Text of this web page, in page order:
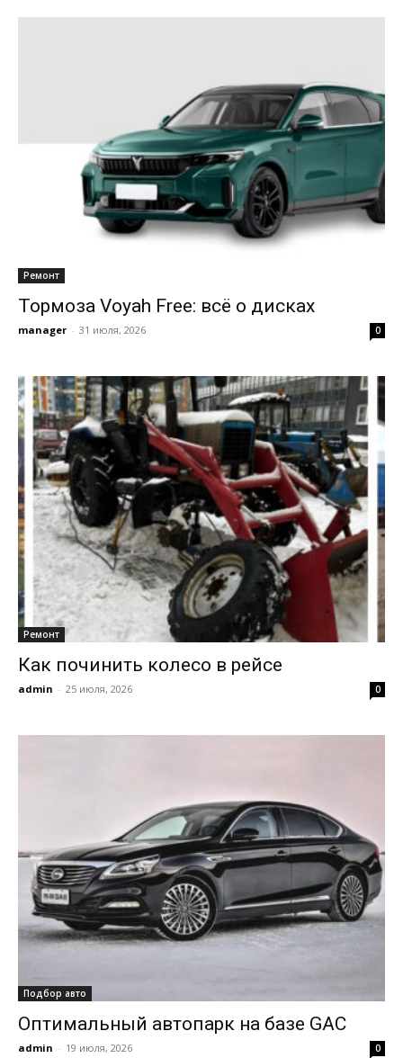
Ремонт
Тормоза Voyah Free: всё о дисках
manager - 31 июля, 2026 0
Ремонт
Как починить колесо в рейсе
admin - 25 июля, 2026 0
Подбор авто
Оптимальный автопарк на базе GAC
admin - 19 июля, 2026 0